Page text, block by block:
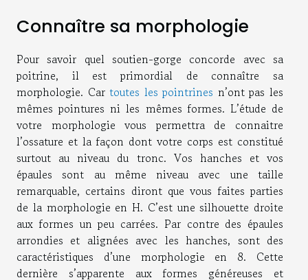
Connaître sa morphologie
Pour savoir quel soutien-gorge concorde avec sa
poitrine, il est primordial de connaître sa
morphologie. Cartoutes les pointrines n’ont pas les
mêmes pointures ni les mêmes formes. L’étude de
votre morphologie vous permettra de connaitre
l’ossature et la façon dont votre corps est constitué
surtout au niveau du tronc. Vos hanches et vos
épaules sont au même niveau avec une taille
remarquable, certains diront que vous faites parties
de la morphologie en H. C’est une silhouette droite
aux formes un peu carrées. Par contre des épaules
arrondies et alignées avec les hanches, sont des
caractéristiques d’une morphologie en 8. Cette
dernière s’apparente aux formes généreuses et